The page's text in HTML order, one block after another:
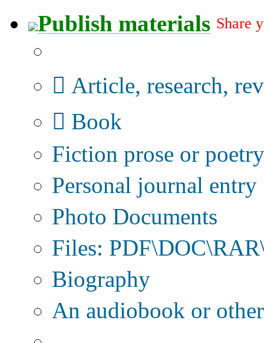
Publish materials Share
Article, research,
Book
Fiction prose or poetry
Personal journal entry
Photo Documents
Files:
Biography
An audiobook or